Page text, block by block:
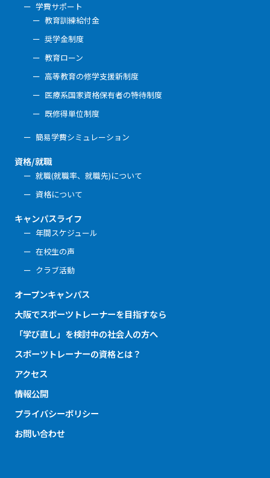
学費サポート
教育訓練給付金
奨学金制度
教育ローン
高等教育の修学支援新制度
医療系国家資格保有者の特待制度
既修得単位制度
簡易学費シミュレーション
資格/就職
就職(就職率、就職先)について
資格について
キャンパスライフ
年間スケジュール
在校生の声
クラブ活動
オープンキャンパス
大阪でスポーツトレーナーを目指すなら
「学び直し」を検討中の社会人の方へ
スポーツトレーナーの資格とは？
アクセス
情報公開
プライバシーポリシー
お問い合わせ